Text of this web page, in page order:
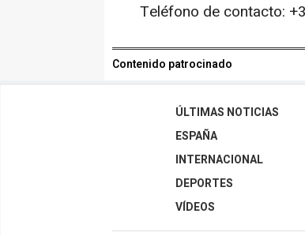
Teléfono de contacto:
Contenido patrocinado
ÚLTIMAS NOTICIAS
ESPAÑA
INTERNACIONAL
DEPORTES
VÍDEOS